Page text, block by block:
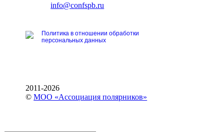
E-mail:info@confspb.ru
Политика в отношении обработки
персональных данных
2011-2026
©МОО «Ассоциация полярников»